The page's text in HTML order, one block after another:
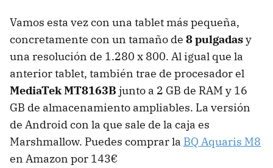
Vamos esta vez con una tablet más pequeña,
concretamente con un tamaño de 8 pulgadasy
una resolución de 1.280 x 800. Al igual que la
anterior tablet, también trae de procesador el
MediaTek MT8163B junto a 2 GB de RAM y 16
GB de almacenamiento ampliables. La versión
de Android con la que sale de la caja es
Marshmallow. Puedes comprar la BQ Aquaris M8
en Amazon por 143€